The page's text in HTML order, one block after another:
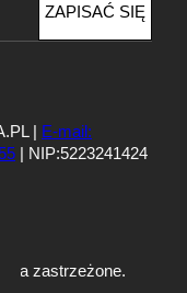
ZAPISAĆ SIĘ
|
E-mail:
| NIP:5223241424
zastrzeżone.